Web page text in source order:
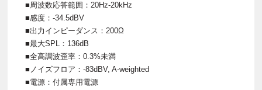
■周波数応答範囲：20Hz-20kHz
■感度：-34.5dBV
■出力インピーダンス：200Ω
■最大SPL：136dB
■全高調波歪率：0.3%未満
■ノイズフロア：-83dBV, A-weighted
■電源：付属専用電源